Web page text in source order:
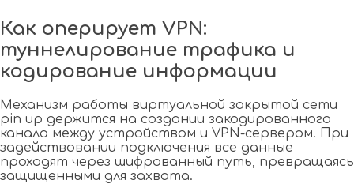
Как оперирует VPN:
туннелирование трафика и
кодирование информации
Механизм работы виртуальной закрытой сети
pin up держится на создании закодированного
канала между устройством и VPN-сервером. При
задействовании подключения все данные
проходят через шифрованный путь, превращаясь
защищенными для захвата.